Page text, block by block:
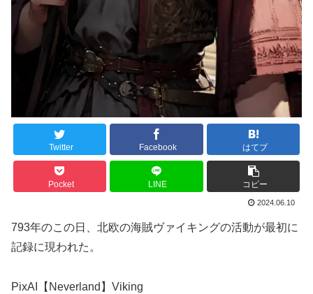
Twitter Facebook はてブ
Pocket LINE コピー
2024.06.10
793年のこの日、北欧の海賊ヴァイキングの活動が最初に
記録に現われた。
PixAI【Neverland】Viking